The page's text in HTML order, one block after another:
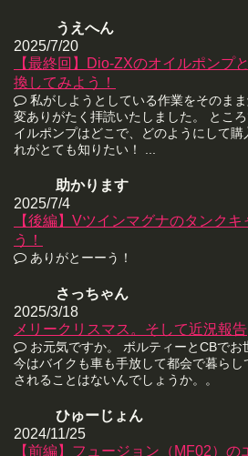
うえへん
2025/7/20
【最終回】Dio-ZXのオイルポンプ
換してみよう！
私がしようとしている作業をそのま
変ありがたく拝読いたしました。 とこ
イルポンプはどこで、どのようにして
れがとても知りたい！ ...
助かります
2025/7/4
【後編】Vツインマグナのタンク
う！
ありがとーーう！
さっちゃん
2025/3/18
メリークリスマス。そして近況報告
お元気ですか。 ボルティーとCBでお
今はバイクも車も手放して都会で暮ら
されることはないんでしょうか。。
ひゅーじょん
2024/11/25
【前編】フュージョン（MF02）